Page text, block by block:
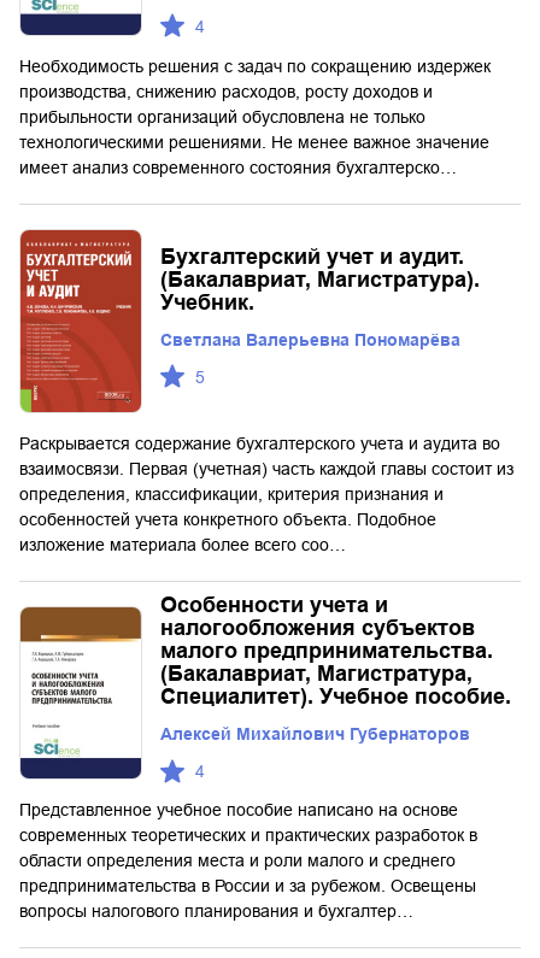
4
Необходимость решения с задач по сокращению издержек
производства, снижению расходов, росту доходов и
прибыльности организаций обусловлена не только
технологическими решениями. Не менее важное значение
имеет анализ современного состояния бухгалтерско…
Бухгалтерский учет и аудит.
(Бакалавриат, Магистратура).
Учебник.
Светлана Валерьевна Пономарёва
5
Раскрывается содержание бухгалтерского учета и аудита во
взаимосвязи. Первая (учетная) часть каждой главы состоит из
определения, классификации, критерия признания и
особенностей учета конкретного объекта. Подобное
изложение материала более всего соо…
Особенности учета и
налогообложения субъектов
малого предпринимательства.
(Бакалавриат, Магистратура,
Специалитет). Учебное пособие.
Алексей Михайлович Губернаторов
4
Представленное учебное пособие написано на основе
современных теоретических и практических разработок в
области определения места и роли малого и среднего
предпринимательства в России и за рубежом. Освещены
вопросы налогового планирования и бухгалтер…